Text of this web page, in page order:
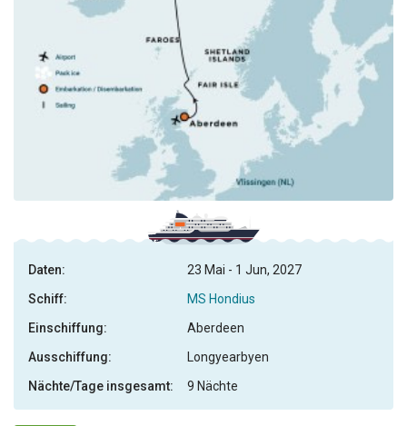
Daten:
23 Mai - 1 Jun, 2027
Schiff:
MS Hondius
Einschiffung:
Aberdeen
Ausschiffung:
Longyearbyen
Nächte/Tage insgesamt:
9 Nächte